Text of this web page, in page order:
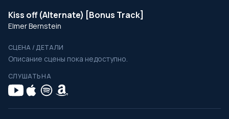
Kiss off (Alternate) [Bonus Track]
Elmer Bernstein
СЦЕНА / ДЕТАЛИ
Описание сцены пока недоступно.
СЛУШАТЬ НА